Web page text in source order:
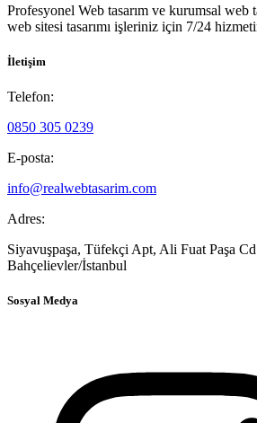
Profesyonel Web tasarım ve kurumsal web
web sitesi tasarımı işleriniz için 7/24
İletişim
Telefon:
0850 305 0239
E-posta:
info@realwebtasarim.com
Adres:
Siyavuşpaşa, Tüfekçi Apt, Ali Fuat Paşa
Bahçelievler/İstanbul
Sosyal Medya